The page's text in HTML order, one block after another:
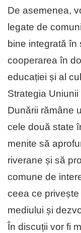
De asemenea,
legate de
bine integrată în
cooperarea în
educației și al
Strategia
Dunării rămâne
cele două state
menite să
riverane și să
comune de
ceea ce
mediului și
În discuții vor fi